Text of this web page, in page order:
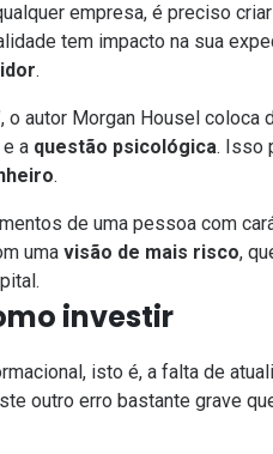
empresa, é preciso
tem impacto na sua
.
o autor Morgan Housel
a questão psicológica. Isso
.
de uma pessoa com
umavisão de mais risco,
investir
isto é, a falta de
outro erro bastante grave